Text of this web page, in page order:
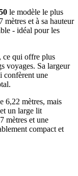
le modèle le plus
mètres et à sa hauteur
- idéal pour les
ce qui offre plus
voyages. Sa largeur
confèrent une
6,22 mètres, mais
un large lit
mètres et une
compact et